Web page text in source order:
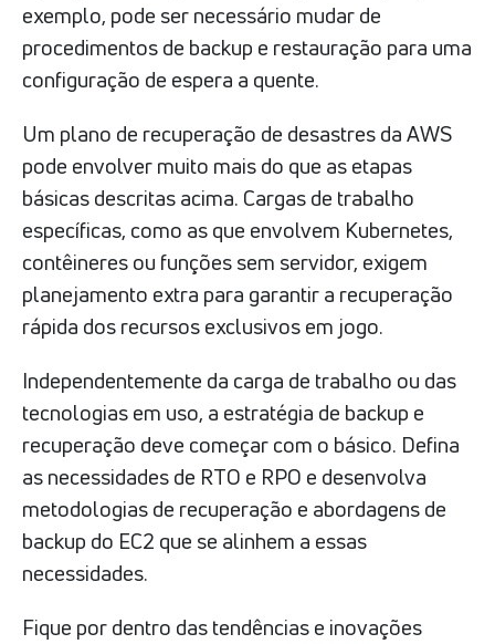
exemplo, pode ser necessário mudar de
procedimentos de backup e restauração para uma
configuração de espera a quente.
Um plano de recuperação de desastres da AWS
pode envolver muito mais do que as etapas
básicas descritas acima. Cargas de trabalho
específicas, como as que envolvem Kubernetes,
contêineres ou funções sem servidor, exigem
planejamento extra para garantir a recuperação
rápida dos recursos exclusivos em jogo.
Independentemente da carga de trabalho ou das
tecnologias em uso, a estratégia de backup e
recuperação deve começar com o básico. Defina
as necessidades de RTO e RPO e desenvolva
metodologias de recuperação e abordagens de
backup do EC2 que se alinhem a essas
necessidades.
Fique por dentro das tendências e inovações